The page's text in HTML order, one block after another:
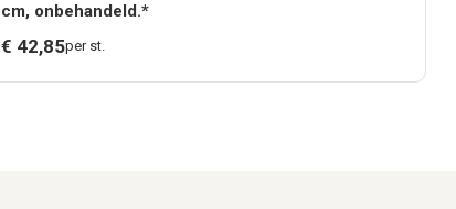
cm, onbehandeld.*
€ 42,85per st.